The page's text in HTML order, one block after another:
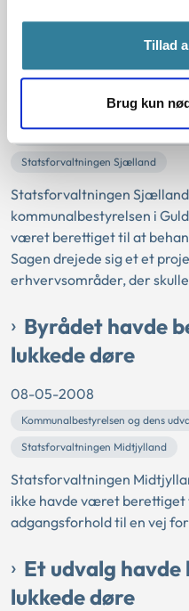
Tillad
Brug kun
behandlet en
Kommunalbestyrelsen og dens
Statsforvaltningen Sjælland
Statsforvaltningen
kommunalbestyrelsen i
været berettiget til at
Sagen drejede sig et et
erhvervsområder, der
Byrådet havde
lukkede døre
08-05-2008
Kommunalbestyrelsen og dens
Statsforvaltningen Midtjylland
Statsforvaltningen
ikke havde været berettiget
adgangsforhold til en vej
Et udvalg
lukkede døre